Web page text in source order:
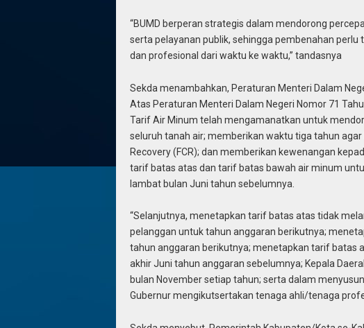
“BUMD berperan strategis dalam mendorong
serta pelayanan publik, sehingga pembenahan
dan profesional dari waktu ke waktu,” tandasnya
Sekda menambahkan, Peraturan Menteri Dalam
Atas Peraturan Menteri Dalam Negeri Nomor 71
Tarif Air Minum telah mengamanatkan untuk
seluruh tanah air; memberikan waktu tiga tahun
Recovery (FCR); dan memberikan kewenangan
tarif batas atas dan tarif batas bawah air minum
lambat bulan Juni tahun sebelumnya.
“Selanjutnya, menetapkan tarif batas atas tidak
pelanggan untuk tahun anggaran berikutnya;
tahun anggaran berikutnya; menetapkan tarif batas
akhir Juni tahun anggaran sebelumnya; Kepala
bulan November setiap tahun; serta dalam
Gubernur mengikutsertakan tenaga ahli/tenaga